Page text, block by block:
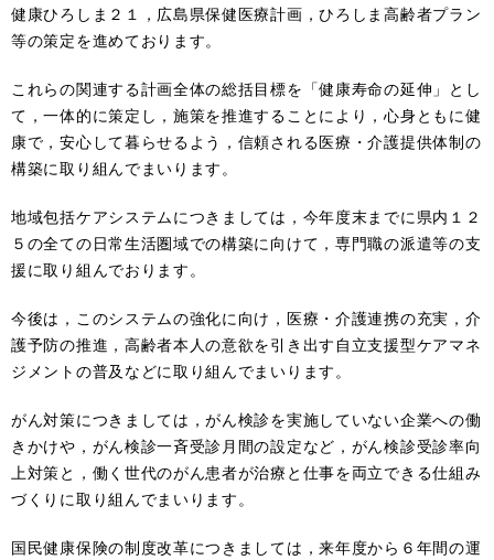
健康ひろしま２１，広島県保健医療計画，ひろしま高齢者プラン
等の策定を進めております。
これらの関連する計画全体の総括目標を「健康寿命の延伸」とし
て，一体的に策定し，施策を推進することにより，心身ともに健
康で，安心して暮らせるよう，信頼される医療・介護提供体制の
構築に取り組んでまいります。
地域包括ケアシステムにつきましては，今年度末までに県内１２
５の全ての日常生活圏域での構築に向けて，専門職の派遣等の支
援に取り組んでおります。
今後は，このシステムの強化に向け，医療・介護連携の充実，介
護予防の推進，高齢者本人の意欲を引き出す自立支援型ケアマネ
ジメントの普及などに取り組んでまいります。
がん対策につきましては，がん検診を実施していない企業への働
きかけや，がん検診一斉受診月間の設定など，がん検診受診率向
上対策と，働く世代のがん患者が治療と仕事を両立できる仕組み
づくりに取り組んでまいります。
国民健康保険の制度改革につきましては，来年度から６年間の運